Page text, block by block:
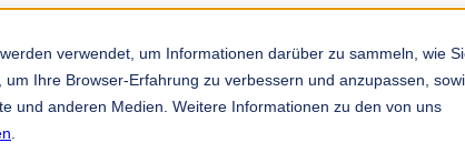
verwendet, um Informationen darüber zu sammeln, wie
Ihre Browser-Erfahrung zu verbessern und anzupassen,
und anderen Medien. Weitere Informationen zu den von uns